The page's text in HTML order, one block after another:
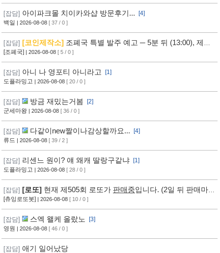
[잡담] 아이파크몰 치이카와샵 방문후기...
[4]
백일 | 2026-08-08 [ 37 / 0 ]
[잡담] [코인제작소] 조폐국 특별 발주 예고 ─ 5분 뒤 (13:00), 제작
자 여러분의 힘이 필요합니다! ─ [참여하기]
[조폐국] | 2026-08-08 [ 5 / 0 ]
[잡담] 아니 나 영포티 아니라고
[1]
도플라밍고 | 2026-08-08 [ 20 / 0 ]
[잡담] 방금 재밌는거봄
[2]
군세마왕 | 2026-08-08 [ 36 / 0 ]
[잡담] 다같이new짤이나감상할까요...
[4]
류드 | 2026-08-08 [ 39 / 2 ]
[잡담] 리센느 원이? 얘 왜캐 딸랑구같냐
[1]
도플라밍고 | 2026-08-08 [ 28 / 0 ]
[잡담] [로또] 현재 제505회 로또가 판매중입니다. (2일 뒤 판매마
감, 추첨) ㅡ [바로가기]
[츄잉로또봇] | 2026-08-08 [ 10 / 0 ]
[잡담] 스엑 왤케 올랐노
[3]
영원 | 2026-08-08 [ 46 / 0 ]
[잡담] 애기 일어났당